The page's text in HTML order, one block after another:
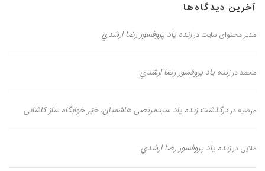
آخرین دیدگاه‌ها
مدیر محتوای سایت درزنده یاد پروفسور رضا ارشدي
محمد درزنده یاد پروفسور رضا ارشدي
مرضیه دردرگذشت زنده یاد سیدمرتضی هاشمیان، خیّر خوابگاه ساز کاشانی
ملایی درزنده یاد پروفسور رضا ارشدي